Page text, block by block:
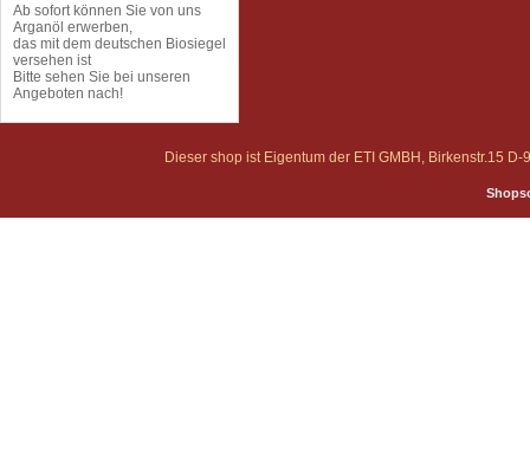
Ab sofort können Sie von uns
Arganöl erwerben,
das mit dem deutschen Biosiegel
versehen ist
Bitte sehen Sie bei unseren
Angeboten nach!
Dieser shop ist Eigentum der ETI GMBH, Birkenstr.15